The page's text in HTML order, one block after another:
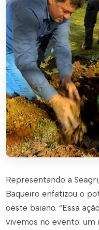
Representando a
Baqueiro enfatizou o
oeste baiano. “Essa
vivemos no evento: